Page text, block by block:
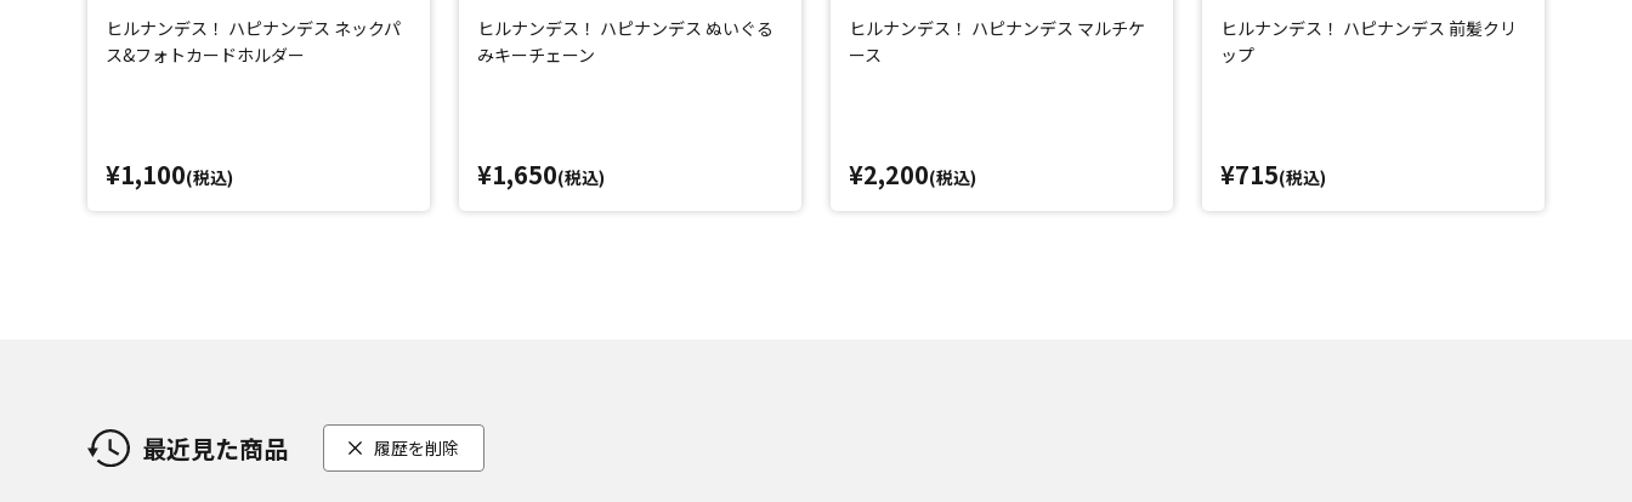
ヒルナンデス！ ハピナンデス ネックパ
ス&フォトカードホルダー
¥1,100(税込)
ヒルナンデス！ ハピナンデス ぬいぐる
みキーチェーン
¥1,650(税込)
ヒルナンデス！ ハピナンデス マルチケ
ース
¥2,200(税込)
ヒルナンデス！ ハピナンデス 前髪クリ
ップ
¥715(税込)
最近見た商品 履歴を削除